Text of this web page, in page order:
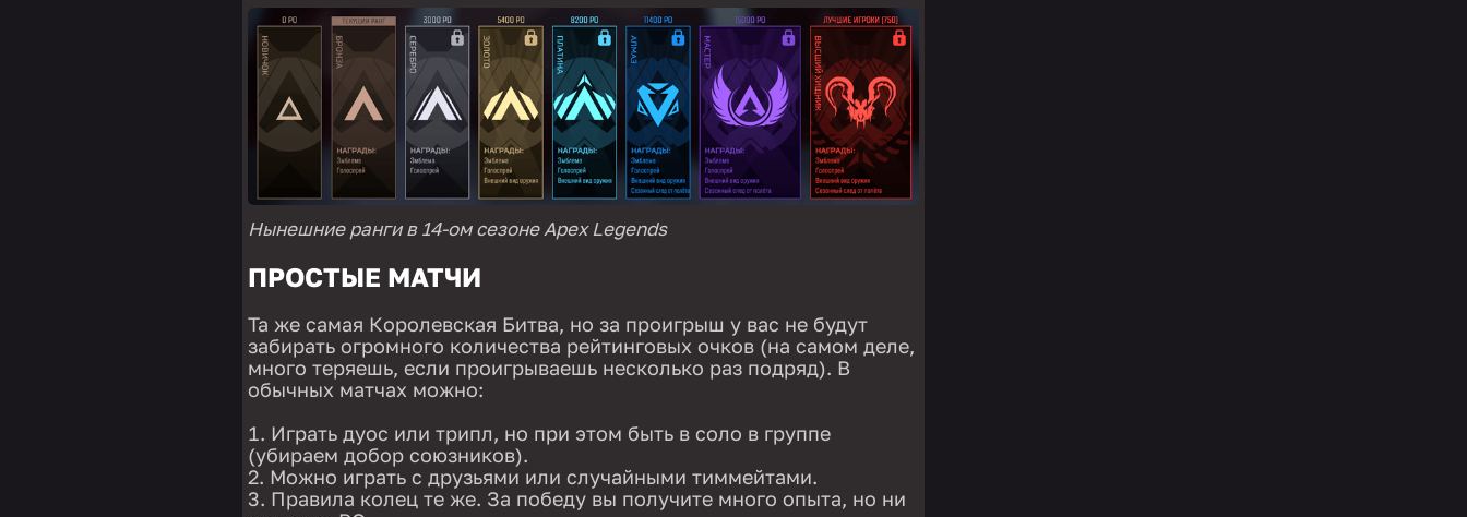
Нынешние ранги в 14-ом сезоне Apex Legends
ПРОСТЫЕ МАТЧИ
Та же самая Королевская Битва, но за проигрыш у вас не будут
забирать огромного количества рейтинговых очков (на самом деле,
много теряешь, если проигрываешь несколько раз подряд). В
обычных матчах можно:
Играть дуос или трипл, но при этом быть в соло в группе
(убираем добор союзников).
Можно играть с друзьями или случайными тиммейтами.
Правила колец те же. За победу вы получите много опыта, но ни